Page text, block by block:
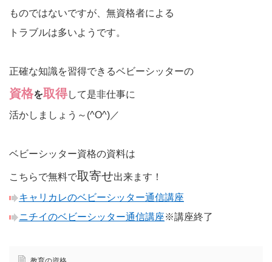
ものではないですが、無資格者による
トラブルは多いようです。
正確な知識を習得できるベビーシッターの
資格を取得して是非仕事に
活かしましょう～(^O^)／
ベビーシッター資格の資料は
こちらで無料で取寄せ出来ます！
キャリカレのベビーシッター通信講座
ニチイのベビーシッター通信講座※講座終了